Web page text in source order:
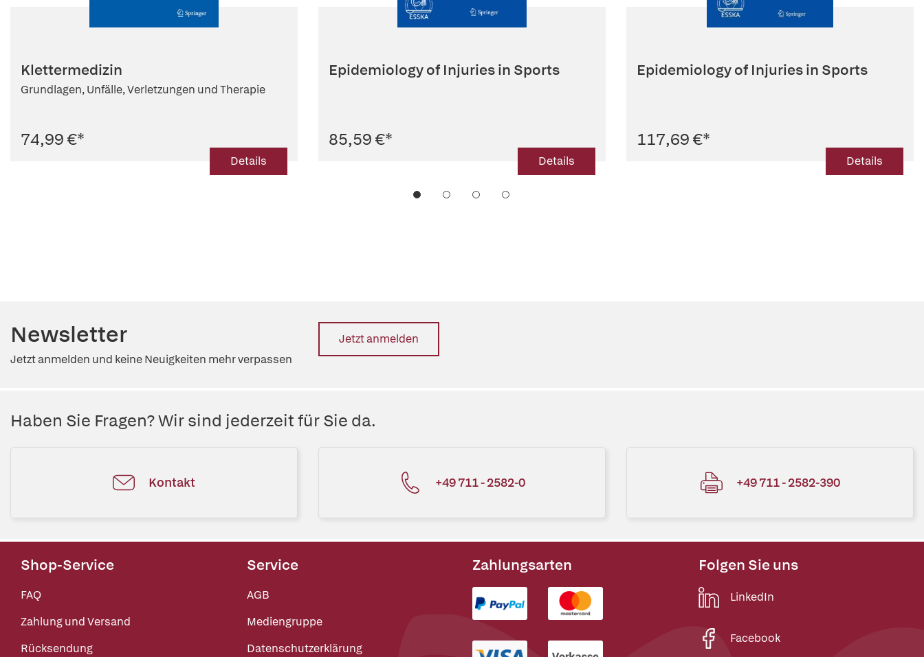
Klettermedizin
Grundlagen, Unfälle, Verletzungen und Therapie
74,99 €*
Details
Epidemiology of Injuries in Sports
85,59 €*
Details
Epidemiology of Injuries in Sports
117,69 €*
Details
Newsletter
Jetzt anmelden und keine Neuigkeiten mehr verpassen
Jetzt anmelden
Haben Sie Fragen? Wir sind jederzeit für Sie da.
Kontakt +49 711 - 2582-0 +49 711 - 2582-390
Shop-Service
FAQ
Zahlung und Versand
Rücksendung
Service
AGB
Mediengruppe
Datenschutzerklärung
Zahlungsarten Folgen Sie uns
LinkedIn
Facebook